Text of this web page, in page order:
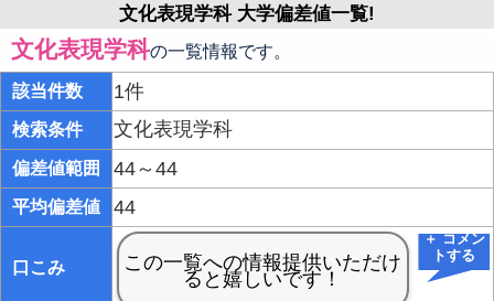
文化表現学科 大学偏差値一覧!
文化表現学科の一覧情報です。
該当件数 1件
検索条件 文化表現学科
偏差値範囲 44～44
平均偏差値 44
口こみ
＋ コメン
トする